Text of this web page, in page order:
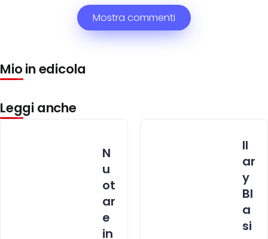
Mostra commenti
Mio in edicola
Leggi anche
N
u
ot
ar
e
in
Il
ar
y
Bl
a
si